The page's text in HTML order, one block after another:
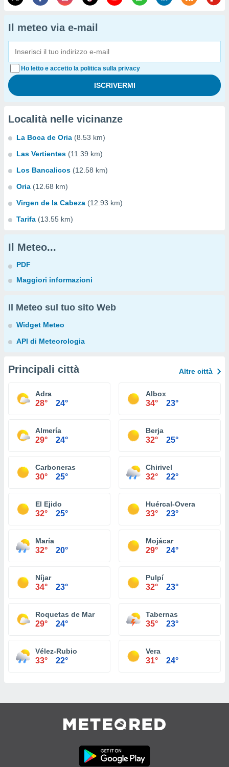
Il meteo via e-mail
Ho letto e accetto la politica sulla privacy
Località nelle vicinanze
La Boca de Oria (8.53 km)
Las Vertientes (11.39 km)
Los Bancalicos (12.58 km)
Oria (12.68 km)
Virgen de la Cabeza (12.93 km)
Tarifa (13.55 km)
Il Meteo...
PDF
Maggiori informazioni
Il Meteo sul tuo sito Web
Widget Meteo
API di Meteorologia
Principali città Altre città
Adra
28° 24°
Albox
34° 23°
Almería
29° 24°
Berja
32° 25°
Carboneras
30° 25°
Chirivel
32° 22°
El Ejido
32° 25°
Huércal-Overa
33° 23°
María
32° 20°
Mojácar
29° 24°
Níjar
34° 23°
Pulpí
32° 23°
Roquetas de Mar
29° 24°
Tabernas
35° 23°
Vélez-Rubio
33° 22°
Vera
31° 24°